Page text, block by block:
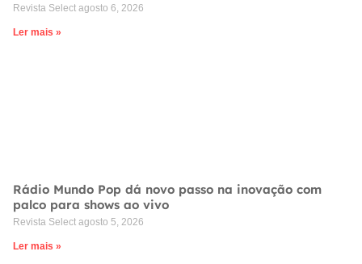
Revista Select agosto 6, 2026
Ler mais »
Rádio Mundo Pop dá novo passo na inovação com
palco para shows ao vivo
Revista Select agosto 5, 2026
Ler mais »